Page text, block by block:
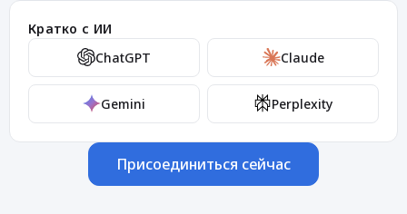
Кратко с ИИ
ChatGPT
Claude
Gemini Perplexity
Присоединиться сейчас